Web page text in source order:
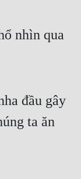
nhìn qua
đầu gây
ta ăn